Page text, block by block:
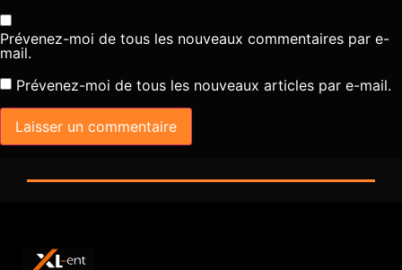
Prévenez-moi de tous les nouveaux commentaires par e-
mail.
Prévenez-moi de tous les nouveaux articles par e-mail.